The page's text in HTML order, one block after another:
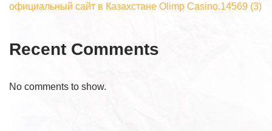
официальный сайт в Казахстане Olimp Casino.14569 (3)
Recent Comments
No comments to show.